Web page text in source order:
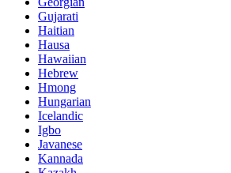
Gujarati
Haitian
Hausa
Hawaiian
Hebrew
Hmong
Hungarian
Icelandic
Igbo
Javanese
Kannada